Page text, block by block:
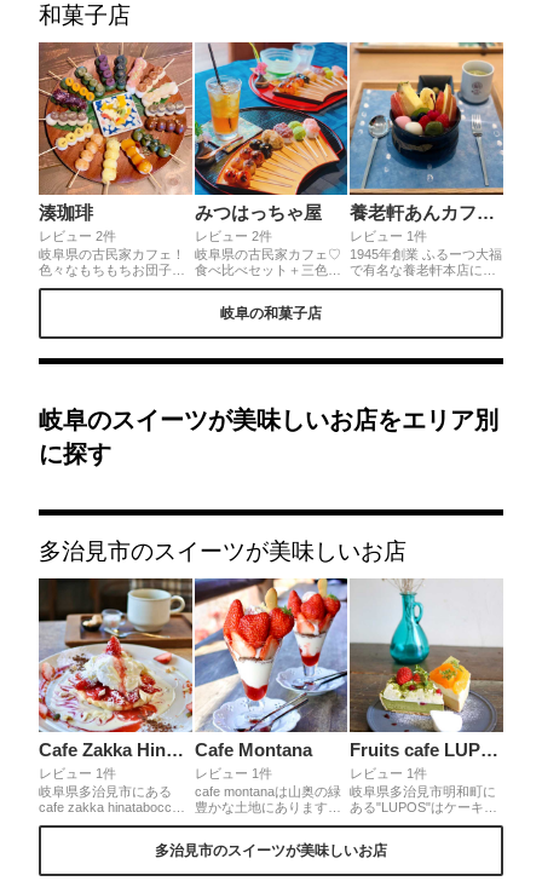
ーキやミルクレープ、タ
ルトなどが頂けます☺︎ス
イーツはまさに芸術作品
✨どの方向から見ても美
しいです☺️
が多分変わります！食べ
きれない分はテイクアウ
トしてお家で🏠💕
ンは、昔ながらのプリン
で固め！店内はケロヨン
があったり銭湯な感じが
可愛かった。ぜひ行って
みて！
和菓子店
湊珈琲
レビュー 2件
岐阜県の古民家カフェ！
色々なもちもちお団子を
楽しめるところが魅力の
た♡笑 本数によってフ
きれない分はテイクアウ
トしてお家で🏠💕
みつはっちゃ屋
レビュー 2件
岐阜県の古民家カフェ♡
食べ比べセット＋三色団
子+よもぎ団子🍡(メニュ
子もお茶も美味しい🍵！
食べ比べセットがおすす
養老軒あんカフェ 本店
レビュー 1件
1945年創業 ふるーつ大福
で有名な養老軒本店に
「あんカフェ」が併設さ
岐阜の和菓子店
岐阜のスイーツが美味しいお店をエリア別
に探す
多治見市のスイーツが美味しいお店
Cafe Zakka Hinatabocco
レビュー 1件
岐阜県多治見市にある
cafe zakka hinatabocco
は1階がカフェで2階は手
どのアイテムが揃う雑貨
Cafe Montana
レビュー 1件
cafe montanaは山奥の緑
豊かな土地にあります。
季節毎の旬の果物を使っ
節は廿原ええのおで収穫
Fruits cafe LUPOS
レビュー 1件
岐阜県多治見市明和町に
ある"LUPOS"はケーキや
クロワッサンサンド、焼
フェ♡オシャレな店内で
多治見市のスイーツが美味しいお店